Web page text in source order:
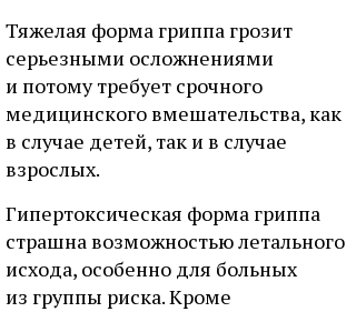
Тяжелая форма гриппа грозит
серьезными осложнениями
и потому требует срочного
медицинского вмешательства, как
в случае детей, так и в случае
взрослых.
Гипертоксическая форма гриппа
страшна возможностью летального
исхода, особенно для больных
из группы риска. Кроме